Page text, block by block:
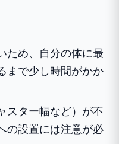
ため、自分の体に最
まで少し時間がかか
スター幅など）が不
の設置には注意が必